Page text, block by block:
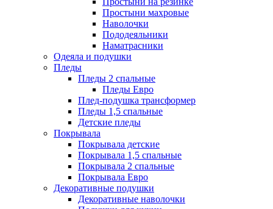
Простыни махровые
Наволочки
Пододеяльники
Наматрасники
Одеяла и подушки
Пледы
Пледы 2 спальные
Пледы Евро
Плед-подушка трансформер
Пледы 1,5 спальные
Детские пледы
Покрывала
Покрывала детские
Покрывала 1,5 спальные
Покрывала 2 спальные
Покрывала Евро
Декоративные подушки
Декоративные наволочки